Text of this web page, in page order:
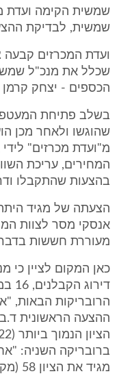
שמשית הקימה ועדת
שמשית, לבדיקת
ועדת המכרזים קבעה
שכלל את מנכ"ל
הכספים - יצחק קרמן
בשלב פתיחת
שהוגשו ולאחר מכן
מ"ועדת מכרזים"
המחירים, עריכת
בהצעות שהתקבלו
הצעתה של מגיד
אנסקי מסר לצוות
מעוררת חששות בדבר
כאן המקום לציין כי
הרובריקות הבאות,
ההצעה הראשונית
ברובריקה השניה: